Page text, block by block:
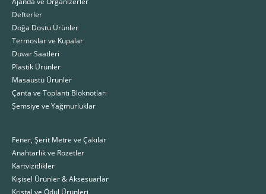
Defterler
Doğa Dostu Ürünler
Termoslar ve Kupalar
Duvar Saatleri
Plastik Ürünler
Masaüstü Ürünler
Çanta ve Toplantı Bloknotları
Şemsiye ve Yağmurluklar
Fener, Şerit Metre ve Çakılar
Anahtarlık ve Rozetler
Kartvizitlikler
Kişisel Ürünler & Aksesuarlar
Kristal ve Ödül Ürünleri